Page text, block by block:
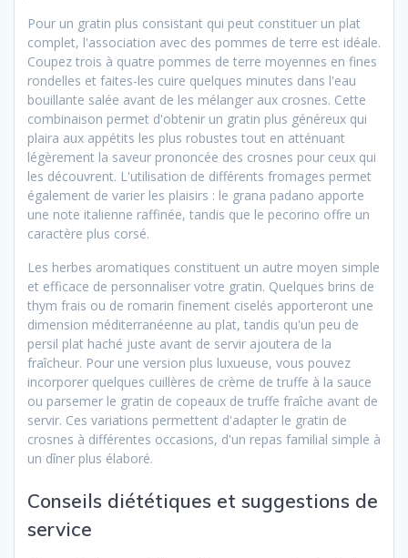
Pour un gratin plus consistant qui peut constituer un plat
complet, l'association avec des pommes de terre est idéale.
Coupez trois à quatre pommes de terre moyennes en fines
rondelles et faites-les cuire quelques minutes dans l'eau
bouillante salée avant de les mélanger aux crosnes. Cette
combinaison permet d'obtenir un gratin plus généreux qui
plaira aux appétits les plus robustes tout en atténuant
légèrement la saveur prononcée des crosnes pour ceux qui
les découvrent. L'utilisation de différents fromages permet
également de varier les plaisirs : le grana padano apporte
une note italienne raffinée, tandis que le pecorino offre un
caractère plus corsé.
Les herbes aromatiques constituent un autre moyen simple
et efficace de personnaliser votre gratin. Quelques brins de
thym frais ou de romarin finement ciselés apporteront une
dimension méditerranéenne au plat, tandis qu'un peu de
persil plat haché juste avant de servir ajoutera de la
fraîcheur. Pour une version plus luxueuse, vous pouvez
incorporer quelques cuillères de crème de truffe à la sauce
ou parsemer le gratin de copeaux de truffe fraîche avant de
servir. Ces variations permettent d'adapter le gratin de
crosnes à différentes occasions, d'un repas familial simple à
un dîner plus élaboré.
Conseils diététiques et suggestions de
service